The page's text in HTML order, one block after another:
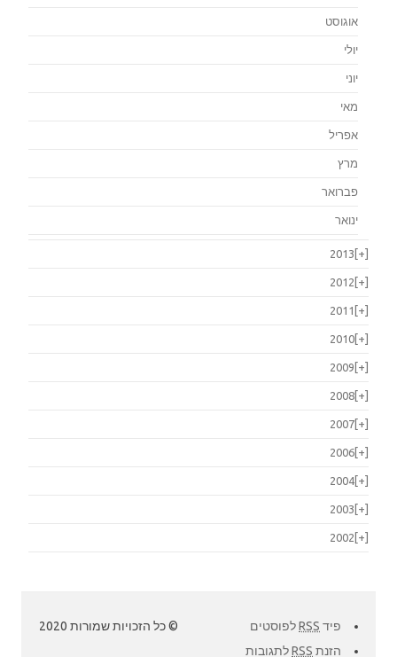
אוגוסט
יולי
יוני
מאי
אפריל
מרץ
פברואר
ינואר
[+]
2013
[+]
2012
[+]
2011
[+]
2010
[+]
2009
[+]
2008
[+]
2007
[+]
2006
[+]
2004
[+]
2003
[+]
2002
© כל הזכויות שמורות 2020 פיד RSSלפוסטים
הזנת RSSלתגובות